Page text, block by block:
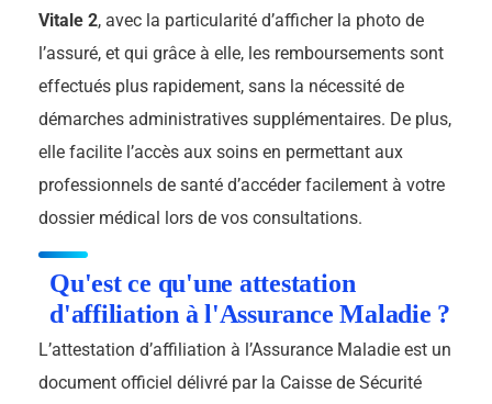
Vitale 2, avec la particularité d’afficher la photo de
l’assuré, et qui grâce à elle, les remboursements sont
effectués plus rapidement, sans la nécessité de
démarches administratives supplémentaires. De plus,
elle facilite l’accès aux soins en permettant aux
professionnels de santé d’accéder facilement à votre
dossier médical lors de vos consultations.
Qu'est ce qu'une attestation
d'affiliation à l'Assurance Maladie ?
L’attestation d’affiliation à l’Assurance Maladie est un
document officiel délivré par la Caisse de Sécurité